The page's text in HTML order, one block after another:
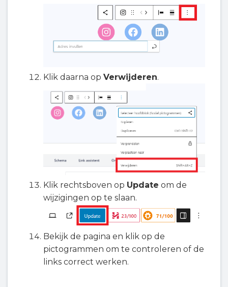
Klik daarna op Verwijderen.
Klik rechtsboven op Update om de
wijzigingen op te slaan.
Bekijk de pagina en klik op de
pictogrammen om te controleren of de
links correct werken.